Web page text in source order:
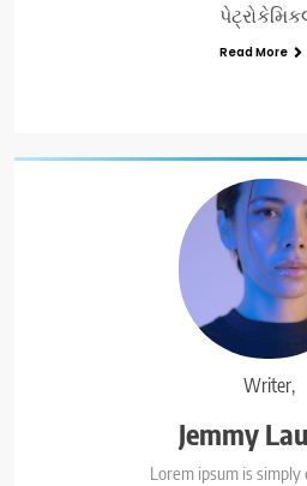
Writer,
Jemmy
Lorem ipsum is
Read More